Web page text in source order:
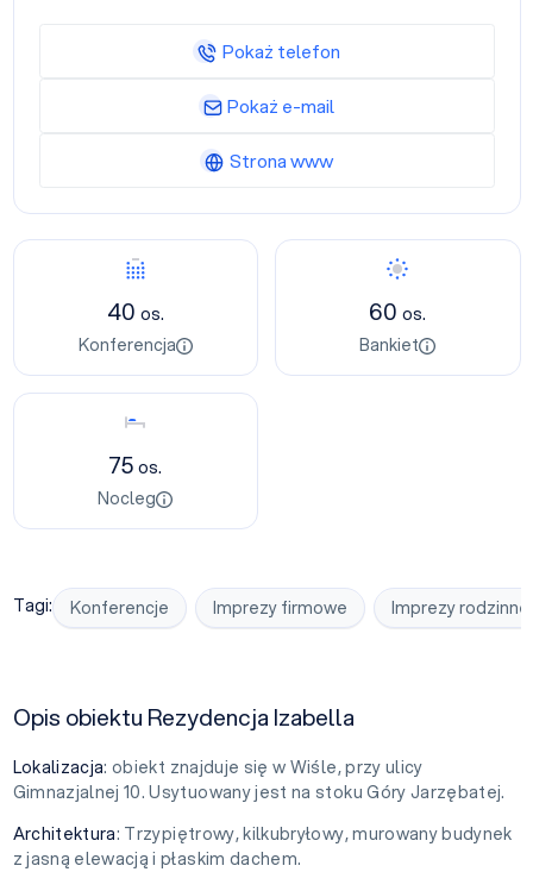
Konferencja
40 os.
Konferencja
Bankiet
60os.
Bankiet
Nocleg
75os.
Nocleg
Tagi: Konferencje Imprezy firmowe Imprezy rodzinne
Opis obiektu Rezydencja Izabella
Lokalizacja: obiekt znajduje się w Wiśle, przy ulicy
Gimnazjalnej 10. Usytuowany jest na stoku Góry Jarzębatej.
Architektura: Trzypiętrowy, kilkubryłowy, murowany budynek
z jasną elewacją i płaskim dachem.
Pokaż telefon
Pokaż e-mail
Strona www